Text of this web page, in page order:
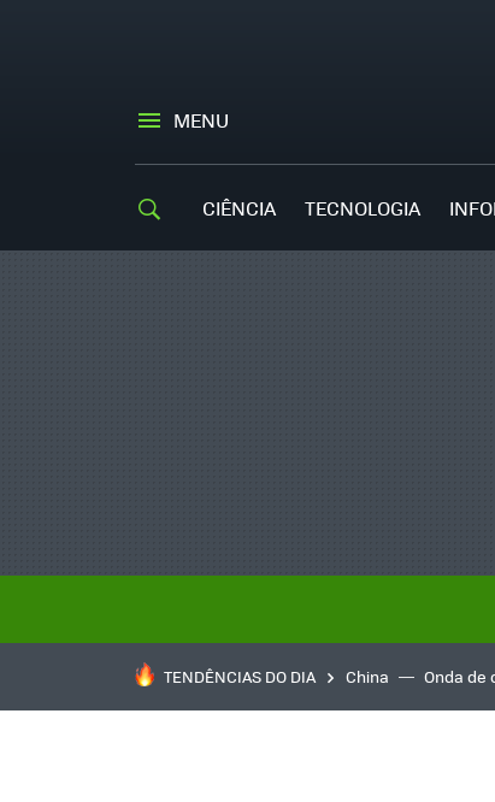
MENU
CIÊNCIA TECNOLOGIA
TENDÊNCIAS DO DIA China Onda de